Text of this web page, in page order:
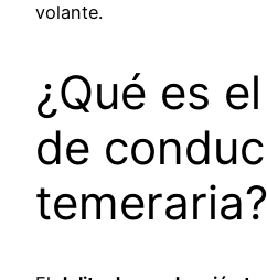
volante.
¿Qué es
de
temeraria?